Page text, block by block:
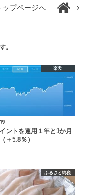
ップページへ
。
楽天
ントを運用１年と1か月
＋5.8％）
ふるさと納税